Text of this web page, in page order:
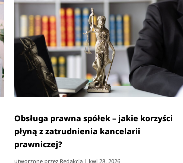
Obsługa prawna spółek – jakie korzyści
płyną z zatrudnienia kancelarii
prawniczej?
utworzone przez Redakcja | kwi 28, 2026